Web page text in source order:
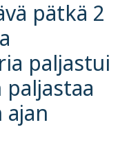
pätkä 2
paljastui
ajan